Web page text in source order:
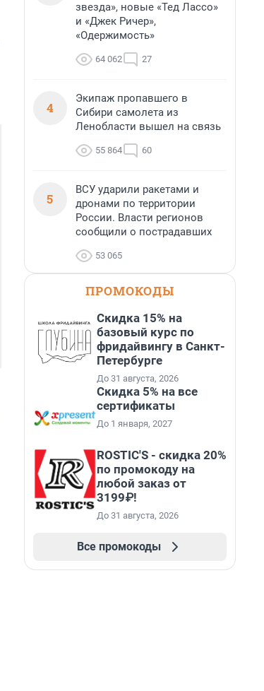
звезда», новые «Тед Лассо»
и «Джек Ричер»,
«Одержимость»
64 062 27
4
Экипаж пропавшего в
Сибири самолета из
Ленобласти вышел на связь
55 864 60
5
ВСУ ударили ракетами и
дронами по территории
России. Власти регионов
сообщили о пострадавших
53 065
ПРОМОКОДЫ
Скидка 15% на
базовый курс по
фридайвингу в Санкт-
Петербурге
До 31 августа, 2026
Скидка 5% на все
сертификаты
До 1 января, 2027
ROSTIC'S - скидка 20%
по промокоду на
любой заказ от
3199₽!
До 31 августа, 2026
Все промокоды